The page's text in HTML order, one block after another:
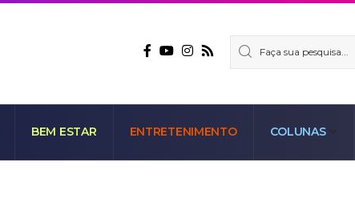
BEM ESTAR ENTRETENIMENTO COLUNAS